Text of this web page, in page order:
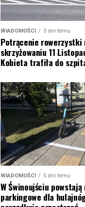
WIADOMOŚCI 3 dni temu
Potrącenie rowerzystki
skrzyżowaniu 11
Kobieta trafiła do
WIADOMOŚCI 5 dni temu
W Świnoujściu
parkingowe dla